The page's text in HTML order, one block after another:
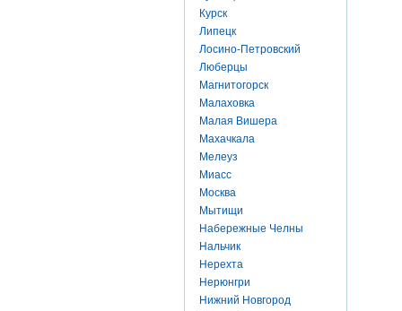
Курск
Липецк
Лосино-Петровский
Люберцы
Магнитогорск
Малаховка
Малая Вишера
Махачкала
Мелеуз
Миасс
Москва
Мытищи
Набережные Челны
Нальчик
Нерехта
Нерюнгри
Нижний Новгород